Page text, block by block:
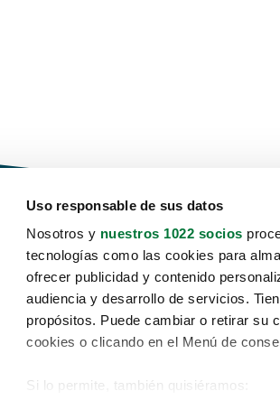
Uso responsable de sus datos
Nosotros y nuestros 1022 socios
tecnologías como las cookies para
ofrecer publicidad y contenido
audiencia y desarrollo de servicios.
propósitos. Puede cambiar o retirar su
cookies o clicando en el Menú de
Si lo permite, también quisiéramos: